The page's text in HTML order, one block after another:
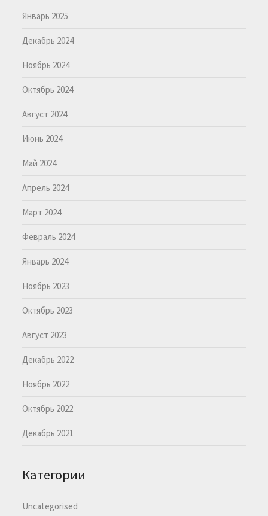
Январь 2025
Декабрь 2024
Ноябрь 2024
Октябрь 2024
Август 2024
Июнь 2024
Май 2024
Апрель 2024
Март 2024
Февраль 2024
Январь 2024
Ноябрь 2023
Октябрь 2023
Август 2023
Декабрь 2022
Ноябрь 2022
Октябрь 2022
Декабрь 2021
Категории
Uncategorised